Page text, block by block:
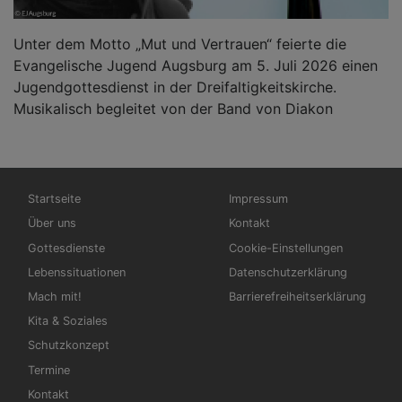
Unter dem Motto „Mut und Vertrauen“ feierte die
Evangelische Jugend Augsburg am 5. Juli 2026 einen
Jugendgottesdienst in der Dreifaltigkeitskirche.
Musikalisch begleitet von der Band von Diakon
Hauptnavigation
Startseite
Über uns
Gottesdienste
Lebenssituationen
Mach mit!
Kita & Soziales
Schutzkonzept
Termine
Kontakt
Fußbereichsmenü
Impressum
Kontakt
Cookie-Einstellungen
Datenschutzerklärung
Barrierefreiheitserklärung